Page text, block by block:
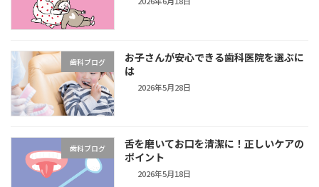
歯科ブログ
お子さんが安心できる歯科医院を選ぶに
は
2026年5月28日
歯科ブログ
舌を磨いてお口を清潔に！正しいケアの
ポイント
2026年5月18日